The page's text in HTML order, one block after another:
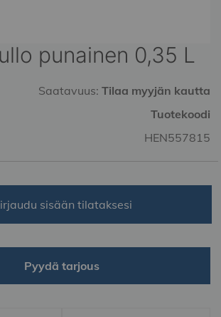
punainen 0,35 L
Saatavuus: Tilaa myyjän kautta
Tuotekoodi
HEN557815
sisään tilataksesi
Pyydä tarjous